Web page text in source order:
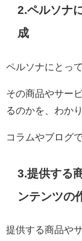
2.ペルソナ
成
ペルソナにとっ
その商品やサー
るのかを、わか
コラムやブログ
3.提供する
ンテンツの
提供する商品や